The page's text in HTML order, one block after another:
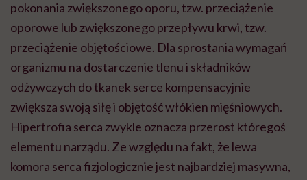
pokonania zwiększonego oporu, tzw. przeciążenie
oporowe lub zwiększonego przepływu krwi, tzw.
przeciążenie objętościowe. Dla sprostania wymagań
organizmu na dostarczenie tlenu i składników
odżywczych do tkanek serce kompensacyjnie
zwiększa swoją siłę i objętość włókien mięśniowych.
Hipertrofia serca zwykle oznacza przerost któregoś
elementu narządu. Ze względu na fakt, że lewa
komora serca fizjologicznie jest najbardziej masywna,